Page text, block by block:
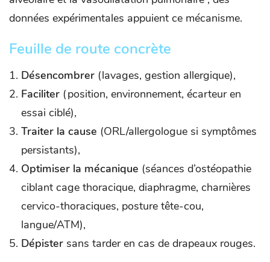
données expérimentales appuient ce mécanisme.
Feuille de route concrète
Désencombrer (lavages, gestion allergique),
Faciliter (position, environnement, écarteur en
essai ciblé),
Traiter la cause (ORL/allergologue si symptômes
persistants),
Optimiser la mécanique (séances d’ostéopathie
ciblant cage thoracique, diaphragme, charnières
cervico-thoraciques, posture tête-cou,
langue/ATM),
Dépister sans tarder en cas de drapeaux rouges.